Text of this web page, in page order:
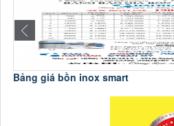
Bảng giá bồn inox smart